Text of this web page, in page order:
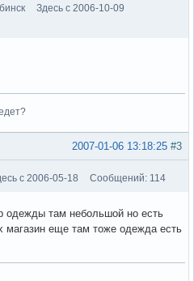
Здесь с 2006-10-09
#3
2007-01-06 13:18:25
с 2006-05-18 Сообщений: 114
одежды там небольшой но есть
магазин еще там тоже одежда есть